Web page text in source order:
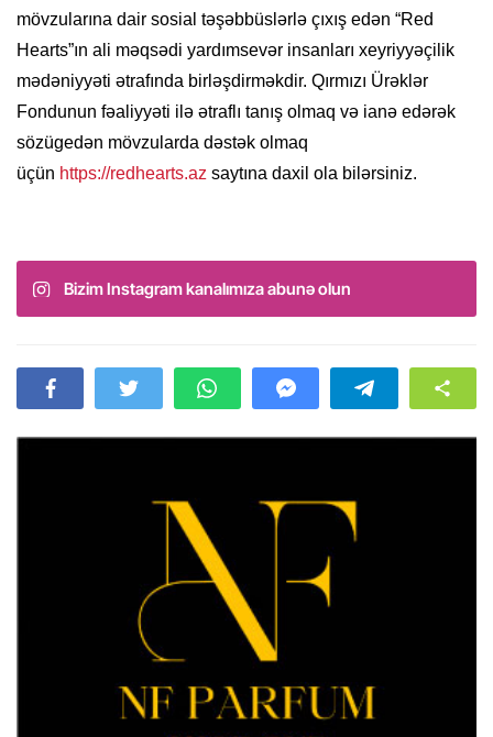
mövzularına dair sosial təşəbbüslərlə çıxış edən “Red
Hearts”ın ali məqsədi yardımsevər insanları xeyriyyəçilik
mədəniyyəti ətrafında birləşdirməkdir. Qırmızı Ürəklər
Fondunun fəaliyyəti ilə ətraflı tanış olmaq və ianə edərək
sözügedən mövzularda dəstək olmaq
üçün https://redhearts.az saytına daxil ola bilərsiniz.
Bizim Instagram kanalımıza abunə olun